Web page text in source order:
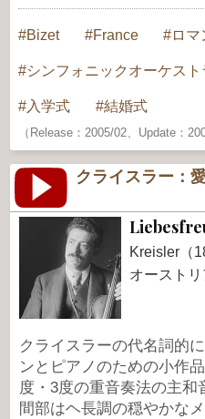
Bizet France ロマ
シンフォニックオーケスト
入学式 結婚式
（Release：2005/02、Update：
クライスラー：
Kreisler（
オーストリ
クライスラーの代名詞的
ンとピアノのための小作
度・3度の重音奏法の主和
間部はヘ長調の穏やかな